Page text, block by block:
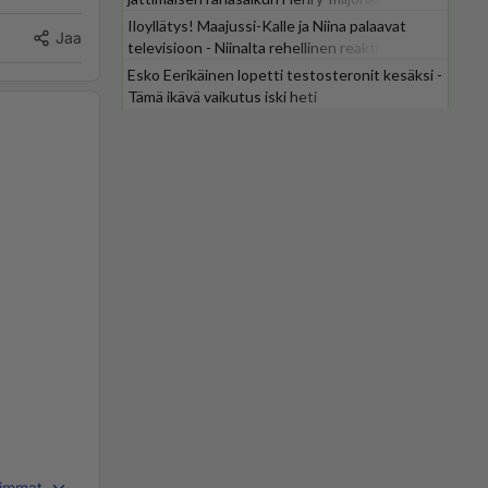
Jaa
Iloyllätys! Maajussi-Kalle ja Niina palaavat
televisioon - Niinalta rehellinen reaktio:
"KÄÄKS!"
Esko Eerikäinen lopetti testosteronit kesäksi -
Tämä ikävä vaikutus iski heti